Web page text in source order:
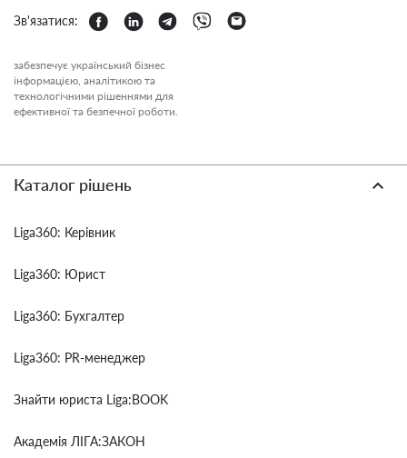
Зв'язатися:
забезпечує український бізнес
інформацією, аналітикою та
технологічними рішеннями для
ефективної та безпечної роботи.
Каталог рішень
Liga360: Керівник
Liga360: Юрист
Liga360: Бухгалтер
Liga360: PR-менеджер
Знайти юриста Liga:BOOK
Академія ЛІГА:ЗАКОН